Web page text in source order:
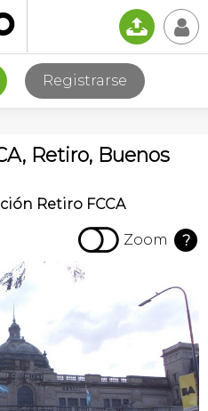
📤 👤
Registrarse
Retiro, Buenos
Retiro FCCA
 Zoom ?